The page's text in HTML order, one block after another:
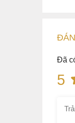
Đã
5